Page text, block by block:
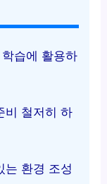
습에 활용하
비 철저히 하
는 환경 조성